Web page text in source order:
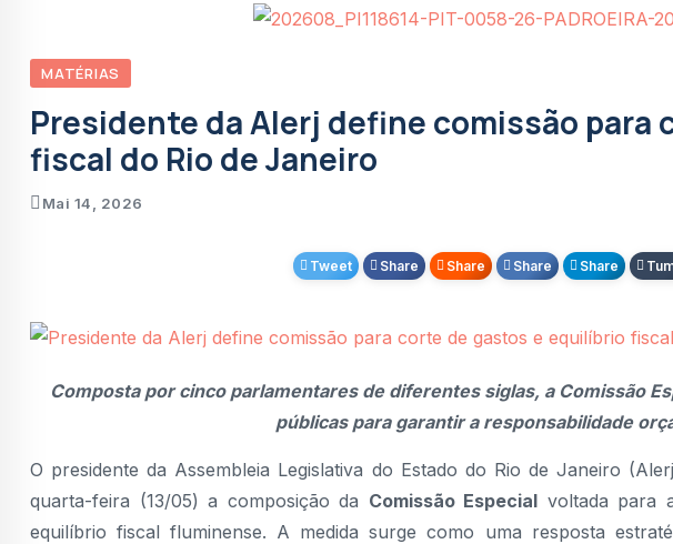
Marcelo Dino participa de caminhada pelo fim da taxação em
Maricá apresenta projetos de tecnologia e desenvolvimento na 78ª
Douglas Ruas apresenta propostas no Sul Fluminense para
territórios
Alerj dá o nome de Gloria Maria à sala de imprensa do plenário
Operação fecha fábrica clandestina de óleo lubrificante que
MATÉRIAS
Presidente da Alerj define comissão para
fiscal do Rio de Janeiro
Mai 14, 2026
Tweet Share Share Share Share
Composta por cinco parlamentares de diferentes siglas, a Comissão
públicas para garantir a responsabilidade
O presidente da Assembleia Legislativa do Estado do Rio de Janeiro
quarta-feira (13/05) a composição da Comissão Especial voltada para
equilíbrio fiscal fluminense. A medida surge como uma resposta